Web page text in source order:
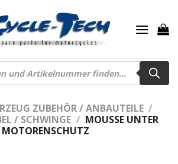
ZUBEHÖR / ANBAUTEILE /
/ SCHWINGE / MOUSSE UNTER
MOTORENSCHUTZ